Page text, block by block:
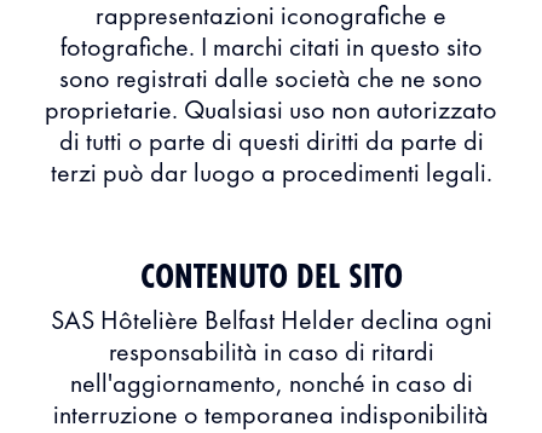
rappresentazioni iconografiche e
fotografiche. I marchi citati in questo sito
sono registrati dalle società che ne sono
proprietarie. Qualsiasi uso non autorizzato
di tutti o parte di questi diritti da parte di
terzi può dar luogo a procedimenti legali.
CONTENUTO DEL SITO
SAS Hôtelière Belfast Helder declina ogni
responsabilità in caso di ritardi
nell'aggiornamento, nonché in caso di
interruzione o temporanea indisponibilità